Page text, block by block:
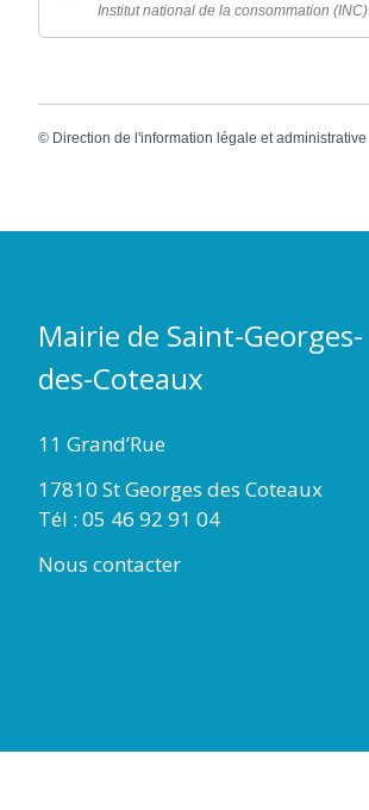
Institut national de la consommation (INC)
© Direction de l'information légale et administrative
Mairie de Saint-Georges-
des-Coteaux
11 Grand’Rue
17810 St Georges des Coteaux
Tél : 05 46 92 91 04
Nous contacter